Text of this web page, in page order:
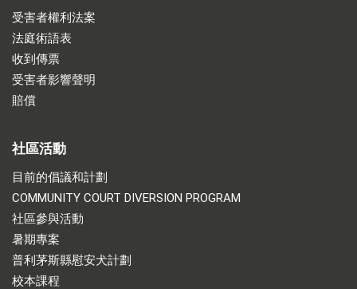
受害者權利法案
法庭術語表
收到傳票
受害者影響聲明
賠償
社區活動
目前的倡議和計劃
COMMUNITY COURT DIVERSION PROGRAM
社區參與活動
暑期專案
普利茅斯縣慰安犬計劃
校本課程